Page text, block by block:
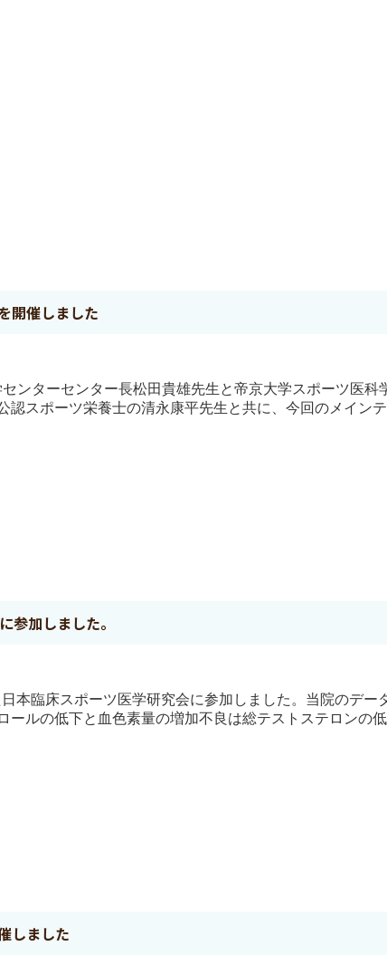
開催しました
ンターセンター長松田貴雄先生と帝京大学スポーツ医科
認スポーツ栄養士の清永康平先生と共に、今回のメイン
参加しました。
本臨床スポーツ医学研究会に参加しました。当院のデー
ールの低下と血色素量の増加不良は総テストステロンの
しました